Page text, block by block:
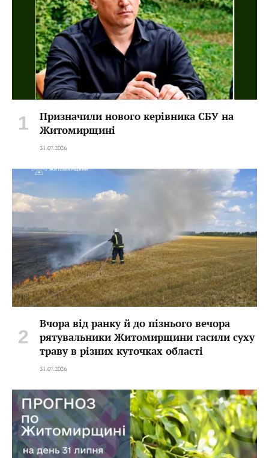
Призначили нового керівника СБУ на
Житомирщині
31.07.2026
Вчора від ранку й до пізнього вечора
рятувальники Житомирщини гасили суху
траву в різних куточках області
31.07.2026